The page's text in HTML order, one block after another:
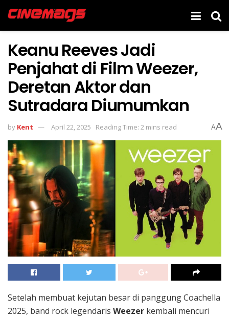
Keanu Reeves Jadi
Penjahat di Film Weezer,
Deretan Aktor dan
Sutradara Diumumkan
by Kent April 22, 2025 Reading Time: 2 mins read AA
Setelah membuat kejutan besar di panggung Coachella
2025, band rock legendaris Weezer kembali mencuri